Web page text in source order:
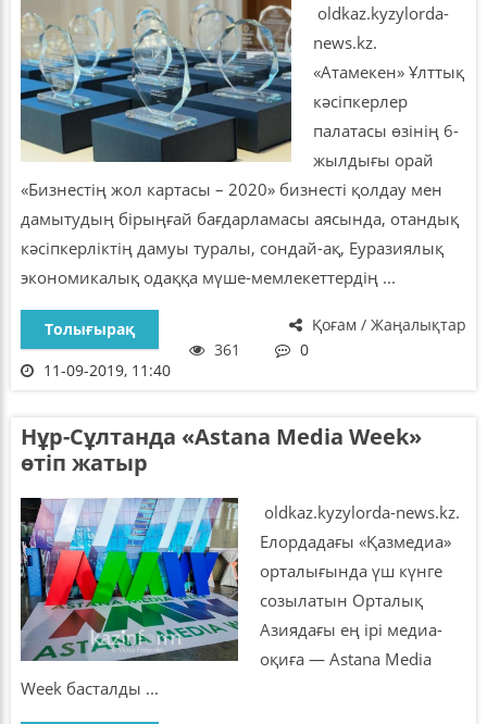
oldkaz.kyzylorda-
news.kz.
«Атамекен» Ұлттық
кәсіпкерлер
палатасы өзінің 6-
жылдығы орай
«Бизнестің жол картасы – 2020» бизнесті қолдау мен
дамытудың бірыңғай бағдарламасы аясында, отандық
кәсіпкерліктің дамуы туралы, сондай-ақ, Еуразиялық
экономикалық одаққа мүше-мемлекеттердің ...
Қоғам / Жаңалықтар
Толығырақ
361
0
11-09-2019, 11:40
Нұр-Сұлтанда «Astana Media Week»
өтіп жатыр
oldkaz.kyzylorda-news.kz.
Елордадағы «Қазмедиа»
орталығында үш күнге
созылатын Орталық
Азиядағы ең ірі медиа-
оқиға — Astana Media
Week басталды ...